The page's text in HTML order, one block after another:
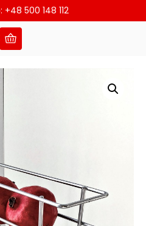
500 148 112